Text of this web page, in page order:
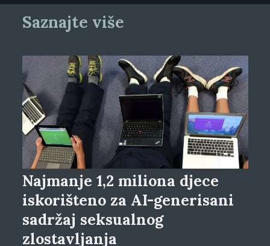
Saznajte više
Najmanje 1,2 miliona djece
iskorišteno za AI-generisani
sadržaj seksualnog
zlostavljanja